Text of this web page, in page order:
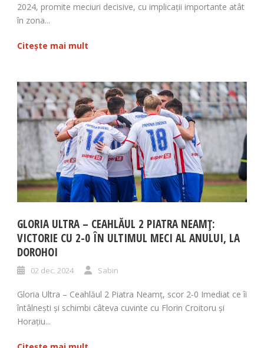
2024, promite meciuri decisive, cu implicații importante atât
în zona...
Citește mai mult
GLORIA ULTRA – CEAHLĂUL 2 PIATRA NEAMȚ:
VICTORIE CU 2-0 ÎN ULTIMUL MECI AL ANULUI, LA
DOROHOI
02 dec. 2024 Sabin
Gloria Ultra – Ceahlăul 2 Piatra Neamț, scor 2-0 Imediat ce îi
întâlnești și schimbi câteva cuvinte cu Florin Croitoru și
Horațiu...